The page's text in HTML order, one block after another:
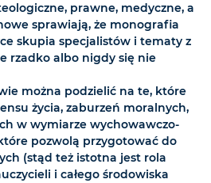
prawne, medyczne, a
sprawiają, że monografia
skupia specjalistów i tematy z
rzadko albo nigdy się nie
można podzielić na te, które
życia, zaburzeń moralnych,
w wymiarze wychowawczo-
pozwolą przygotować do
(stąd też istotna jest rola
i całego środowiska